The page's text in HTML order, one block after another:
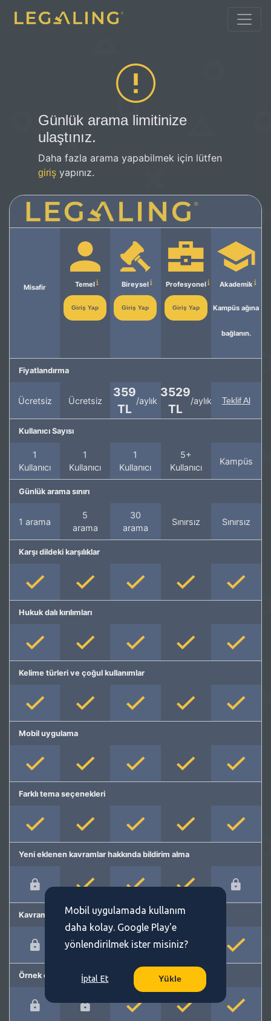
Günlük arama limitinize
ulaştınız.
Daha fazla arama yapabilmek için lütfen
giriş yapınız.
Misafir Temel
Giriş Yap
Bireysel
Giriş Yap
Profesyonel
Giriş Yap
Akademik
Kampüs ağına
bağlanın.
Fiyatlandırma
Ücretsiz Ücretsiz
359
TL
/aylık
3529
TL
/aylık Teklif Al
Kullanıcı Sayısı
1
Kullanıcı
1
Kullanıcı
1
Kullanıcı
5+
Kullanıcı
Kampüs
Günlük arama sınırı
1 arama
5
arama
30
arama
Sınırsız Sınırsız
Karşı dildeki karşılıklar
Hukuk dalı kırılımları
Kelime türleri ve çoğul kullanımlar
Mobil uygulama
Farklı tema seçenekleri
Yeni eklenen kavramlar hakkında bildirim alma
Kavram önerme
Örnek cümleler
Mobil uygulamada kullanım
daha kolay. Google Play'e
yönlendirilmek ister misiniz?
İptal Et Yükle